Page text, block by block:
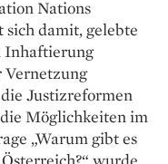
Nations
damit, gelebte
Inhaftierung
Vernetzung
Justizreformen
Möglichkeiten im
„Warum gibt es